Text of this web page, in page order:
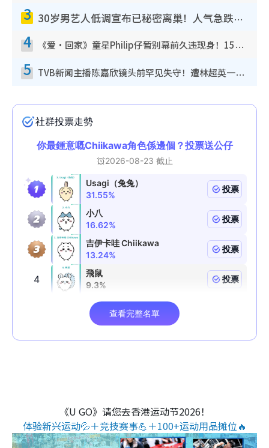
3 30岁男艺人低调宣布已秘密离巢！人气急跌变失踪人口：“这几年过得并不容易”
4 《爱·回家》童星Philip仔暂别幕前久违现身！15岁近况暴风成长长高变帅气少年
5 TVB新闻主播陈嘉欣镜头前罕见失守！遭林超英一句话突袭吓坏当场大笑
《U GO》请您去香港运动节2026！
体验新兴运动💦＋竞技赛事💪＋100+运动用品摊位🔥